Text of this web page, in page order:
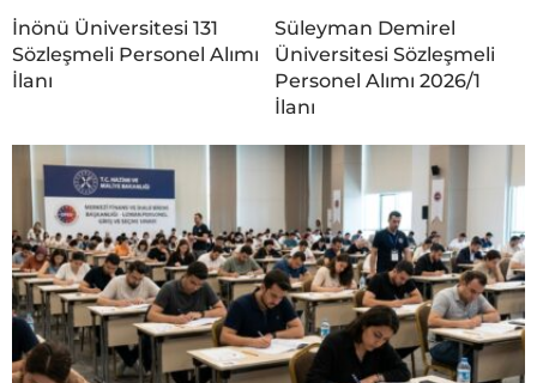
İnönü Üniversitesi 131
Sözleşmeli Personel Alımı
İlanı
Süleyman Demirel
Üniversitesi Sözleşmeli
Personel Alımı 2026/1
İlanı